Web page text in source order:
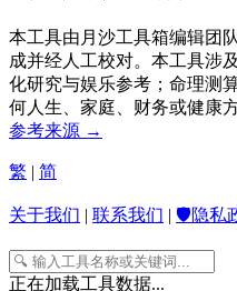
本工具由月沙工具箱编辑团
成并经人工校对。本工具涉
化研究与娱乐参考；命理测
何人生、家庭、财务或健康
参考来源 →
繁 | 简
关于我们 | 联系我们 | 🛡️隐私
正在加载工具数据...